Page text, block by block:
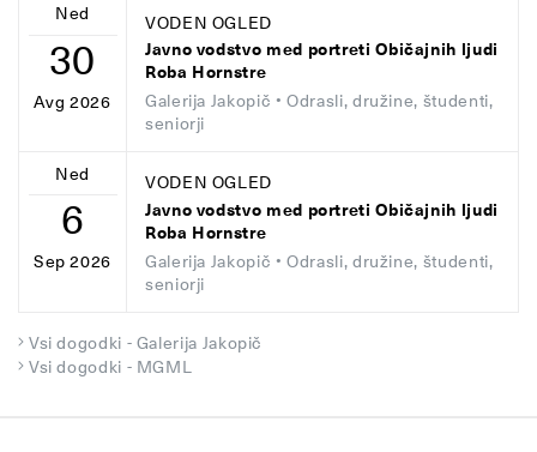
Ned
30
Avg 2026
VODEN OGLED
Javno vodstvo med portreti Običajnih ljudi
Roba Hornstre
Galerija Jakopič • Odrasli, družine, študenti,
seniorji
Ned
6
Sep 2026
VODEN OGLED
Javno vodstvo med portreti Običajnih ljudi
Roba Hornstre
Galerija Jakopič • Odrasli, družine, študenti,
seniorji
Vsi dogodki - Galerija Jakopič
Vsi dogodki - MGML